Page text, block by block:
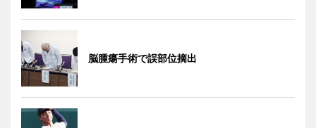
脳腫瘍手術で誤部位摘出